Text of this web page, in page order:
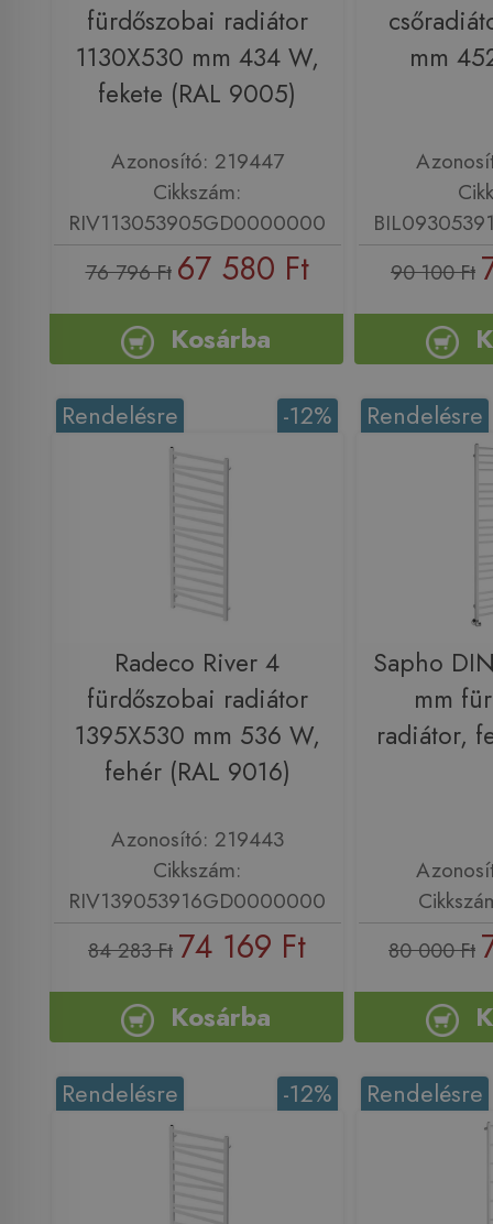
fürdőszobai radiátor
1130X530 mm 434 W,
fekete (RAL 9005)
Azonosító: 219447
Cikkszám:
RIV113053905GD0000000
76 796 Ft 67 580 Ft
Kosárba
mm
90 100 Ft
-12%
Rendelésre
Radeco River 4
fürdőszobai radiátor
1395X530 mm 536 W,
fehér (RAL 9016)
Azonosító: 219443
Cikkszám:
RIV139053916GD0000000
84 283 Ft 74 169 Ft
Kosárba
Rendelésre
Sapho
mm
radiátor,
80 000 Ft
-12%
Rendelésre Rendelésre